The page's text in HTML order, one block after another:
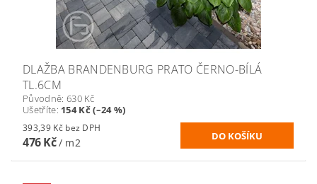
DLAŽBA BRANDENBURG PRATO ČERNO-BÍLÁ
TL.6CM
Původně: 630 Kč
Ušetříte: 154 Kč (–24 %)
393,39 Kč bez DPH
476 Kč/ m2